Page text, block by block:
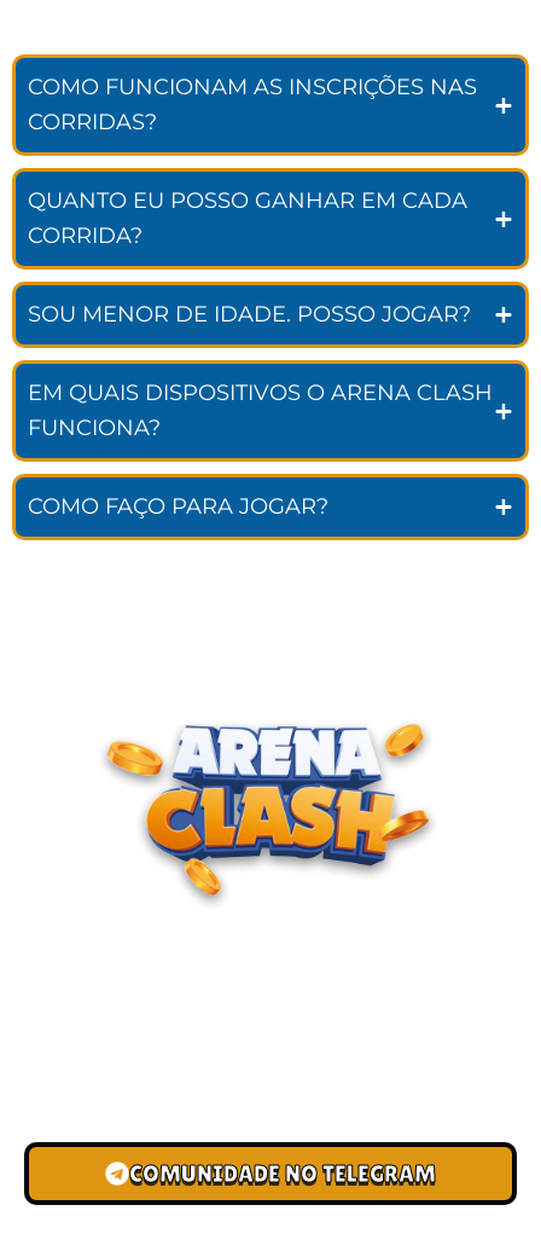
COMO FUNCIONAM AS INSCRIÇÕES NAS
CORRIDAS?
QUANTO EU POSSO GANHAR EM CADA
CORRIDA?
SOU MENOR DE IDADE. POSSO JOGAR?
EM QUAIS DISPOSITIVOS O ARENA CLASH
FUNCIONA?
COMO FAÇO PARA JOGAR?
COMUNIDADE NO TELEGRAM